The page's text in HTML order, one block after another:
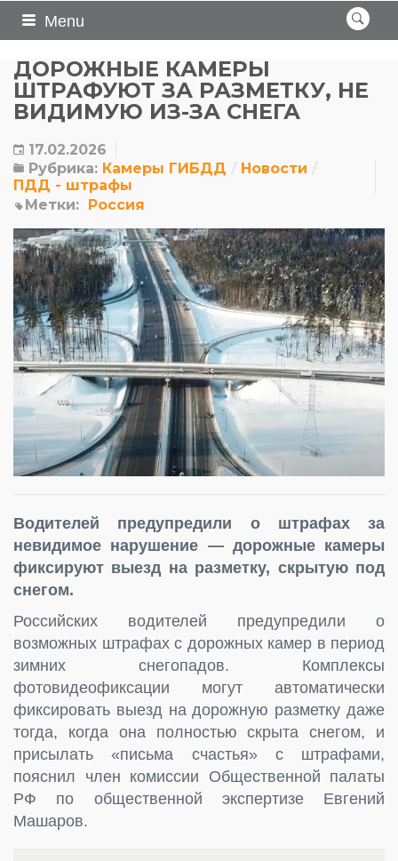
Menu
ДОРОЖНЫЕ КАМЕРЫ
ШТРАФУЮТ ЗА РАЗМЕТКУ, НЕ
ВИДИМУЮ ИЗ-ЗА СНЕГА
17.02.2026
Рубрика: Камеры ГИБДД
Новости
ПДД - штрафы
Метки: Россия
Водителей предупредили о штрафах за
невидимое нарушение — дорожные камеры
фиксируют выезд на разметку, скрытую под
снегом.
Российских водителей предупредили о
возможных штрафах с дорожных камер в период
зимних снегопадов. Комплексы
фотовидеофиксации могут автоматически
фиксировать выезд на дорожную разметку даже
тогда, когда она полностью скрыта снегом, и
присылать «письма счастья» с штрафами,
пояснил член комиссии Общественной палаты
РФ по общественной экспертизе Евгений
Машаров.